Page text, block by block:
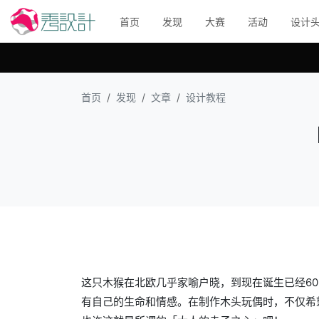
首页 发现 大赛 活动 设计
首页 发现 文章 设计教程
这只木猴在北欧几乎家喻户晓，到现在诞生已经
有自己的生命和情感。在制作木头玩偶时，不仅